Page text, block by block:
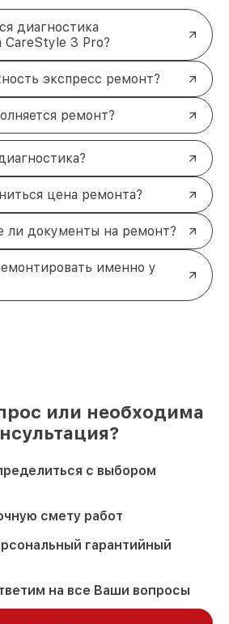
диагностика
CareStyle 3 Pro?
экспресс ремонт?
ремонт?
цена ремонта?
ли документы на ремонт?
именно у
или необходима
с выбором
смету работ
гарантийный
на все Ваши вопросы